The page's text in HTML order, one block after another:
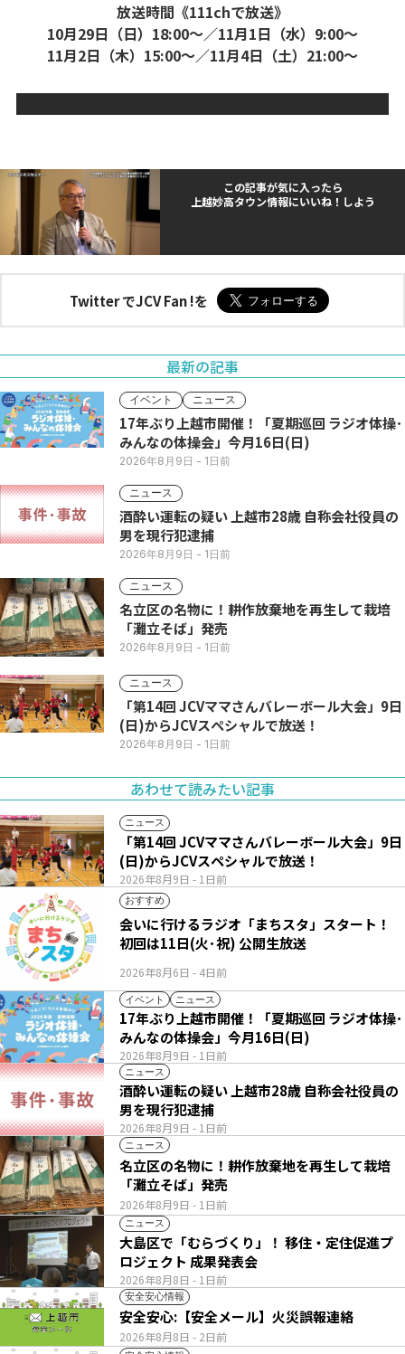
放送時間《111chで放送》
10月29日（日）18:00～／11月1日（水）9:00～
11月2日（木）15:00～／11月4日（土）21:00～
この記事が気に入ったら
上越妙高タウン情報にいいね！しよう
Twitter でJCV Fan !を
最新の記事
イベント ニュース
17年ぶり上越市開催！「夏期巡回 ラジオ体操･
みんなの体操会」今月16日(日)
2026年8月9日 - 1日前
ニュース
酒酔い運転の疑い 上越市28歳 自称会社役員の
男を現行犯逮捕
2026年8月9日 - 1日前
ニュース
名立区の名物に！耕作放棄地を再生して栽培
「灘立そば」発売
2026年8月9日 - 1日前
ニュース
「第14回 JCVママさんバレーボール大会」9日
(日)からJCVスペシャルで放送！
2026年8月9日 - 1日前
あわせて読みたい記事
ニュース
2026年8月9日 - 1日前
「第14回 JCVママさんバレーボール大会」9日
(日)からJCVスペシャルで放送！
おすすめ
2026年8月6日 - 4日前
会いに行けるラジオ「まちスタ」スタート！
初回は11日(火･祝) 公開生放送
イベント ニュース
2026年8月9日 - 1日前
17年ぶり上越市開催！「夏期巡回 ラジオ体操･
みんなの体操会」今月16日(日)
ニュース
2026年8月9日 - 1日前
酒酔い運転の疑い 上越市28歳 自称会社役員の
男を現行犯逮捕
ニュース
2026年8月9日 - 1日前
名立区の名物に！耕作放棄地を再生して栽培
「灘立そば」発売
ニュース
2026年8月8日 - 1日前
大島区で「むらづくり」！ 移住・定住促進プ
ロジェクト 成果発表会
安全安心情報
2026年8月8日 - 2日前
安全安心:【安全メール】火災誤報連絡